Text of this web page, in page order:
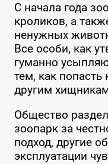
С начала года
кроликов, а
ненужных
Все особи, как
гуманно
тем, как попасть
другим
Общество
зоопарк за
подход, другие
эксплуатации